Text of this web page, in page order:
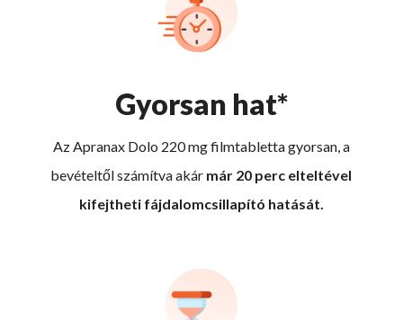
Gyorsan hat*
Az Apranax Dolo 220 mg filmtabletta gyorsan, a
bevételtől számítva akár már 20 perc elteltével
kifejtheti fájdalomcsillapító hatását.